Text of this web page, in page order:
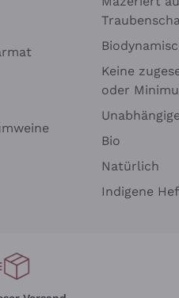
Keine
oder
Bio
Natürlich
Indigene